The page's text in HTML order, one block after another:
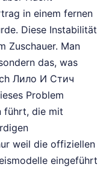
in einem fernen
Diese Instabilität
Zuschauer. Man
das, was
Лило И Стич
Problem
führt, die mit
weil die offiziellen
eingeführt